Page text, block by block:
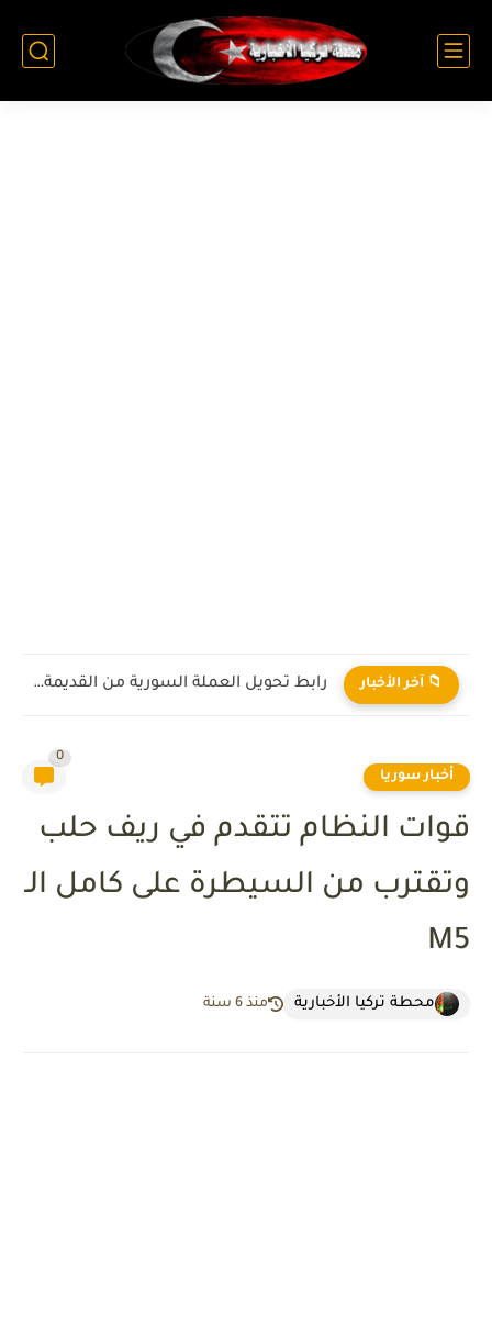
📁 آخر الأخبار رابط تحويل العملة السورية من القديمة إلى الجديدة 2026
أخبار سوريا
0
قوات النظام تتقدم في ريف حلب
وتقترب من السيطرة على كامل الـ
M5
محطة تركيا الأخبارية منذ 6 سنة